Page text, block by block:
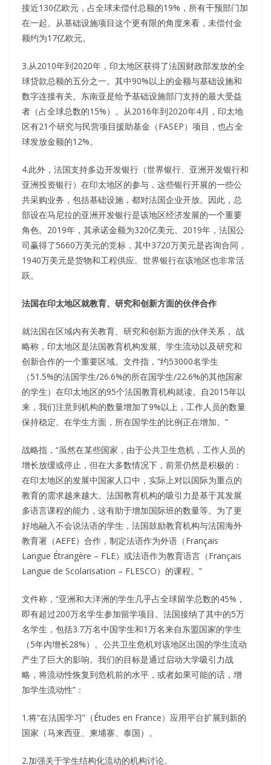
接近130亿欧元，占全球未偿付总额的19%，所有干预部门加
在一起。从基础设施项目这个更有限的角度来看，未偿付金
额约为17亿欧元。
3.从2010年到2020年，印太地区获得了法国财政部发放的全
球贷款总额的五分之一。其中90%以上的金额与基础设施和
数字连接有关。东南亚是给予基础设施部门支持的最大受益
者（占全球总数的15%）。从2016年到2020年4月，印太地
区有21个研究与民营项目援助基金（FASEP）项目，也占全
球发放金额的12%。
4.此外，法国支持多边开发银行（世界银行、亚洲开发银行和
亚洲投资银行）在印太地区的参与，这些银行开展的一些公
共采购业务，包括基础设施，都对法国企业开放。因此，总
部设在马尼拉的亚洲开发银行是该地区经济发展的一个重要
角色。2019年，其承诺金额为320亿美元。2019年，法国公
司赢得了5660万美元的竞标，其中3720万美元是咨询合同，
1940万美元是货物和工程供应。世界银行在该地区也非常活
跃。
法国在印太地区就教育、研究和创新方面的伙伴合作
就法国在区域内有关教育、研究和创新方面的伙伴关系， 战
略称，印太地区是法国教育机构发展、学生流动以及研究和
创新合作的一个重要区域。文件指，“约53000名学生
（51.5%的法国学生/26.6%的所在国学生/22.6%的其他国家
的学生）在印太地区的95个法国教育机构就读。自2015年以
来，我们注意到机构的数量增加了9%以上，工作人员的数量
保持稳定。在学生方面，所在国学生的比例正在增加。”
战略指，“虽然在某些国家，由于公共卫生危机，工作人员的
增长放缓或停止，但在大多数情况下，前景仍然是积极的：
在印太地区的发展中国家人口中，实际上对以国际为重点的
教育的需求越来越大。法国教育机构的吸引力是基于其发展
多语言课程的能力，这有助于增加国际班的数量等。为了更
好地融入不会说法语的学生，法国鼓励教育机构与法国海外
教育署（AEFE）合作，制定法语作为外语（Français
Langue Étrangère – FLE）或法语作为教育语言（Français
Langue de Scolarisation – FLESCO）的课程。”
文件称，“亚洲和大洋洲的学生几乎占全球留学总数的45%，
即有超过200万名学生参加留学项目。法国接纳了其中的5万
名学生，包括3.7万名中国学生和1万名来自东盟国家的学生
（5年内增长28%）。公共卫生危机对该地区出国的学生流动
产生了巨大的影响。我们的目标是通过启动大学吸引力战
略，将流动性恢复到危机前的水平，或者如果可能的话，增
加学生流动性”：
1.将“在法国学习”（Études en France）应用平台扩展到新的
国家（马来西亚、柬埔寨、泰国）。
2.加强关于学生结构化流动的机构讨论。